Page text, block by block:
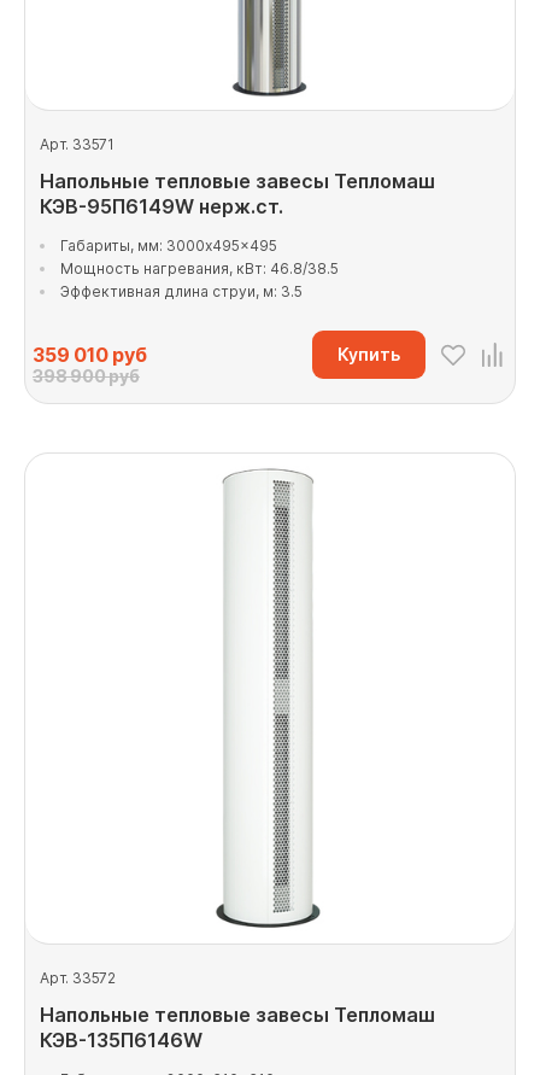
Арт. 33571
Напольные тепловые завесы Тепломаш
КЭВ-95П6149W нерж.ст.
Габариты, мм: 3000x495x495
Мощность нагревания, кВт: 46.8/38.5
Эффективная длина струи, м: 3.5
359 010руб
398 900 руб
Купить
Арт. 33572
Напольные тепловые завесы Тепломаш
КЭВ-135П6146W